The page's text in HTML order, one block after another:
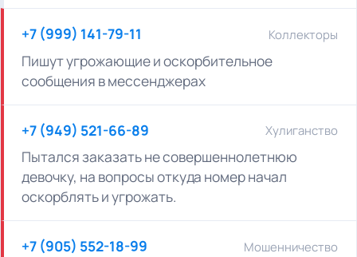
+7 (999) 141-79-11 Коллекторы
Пишут угрожающие и оскорбительное
сообщения в мессенджерах
+7 (949) 521-66-89 Хулиганство
Пытался заказать не совершеннолетнюю
девочку, на вопросы откуда номер начал
оскорблять и угрожать.
+7 (905) 552-18-99 Мошенничество